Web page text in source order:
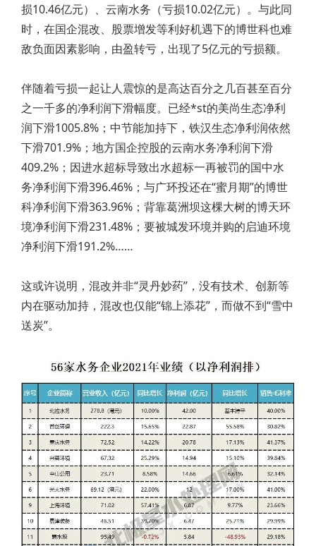
损10.46亿元）、云南水务（亏损10.02亿元）。与此同
时，在国企混改、股票增发等利好机遇下的博世科也难
敌负面因素影响，由盈转亏，出现了5亿元的亏损额。
伴随着亏损一起让人震惊的是高达百分之几百甚至百分
之一千多的净利润下滑幅度。已经*st的美尚生态净利
润下滑1005.8%；中节能加持下，铁汉生态净利润依然
下滑701.9%；地方国企控股的云南水务净利润下滑
409.2%；因进水超标导致出水超标一再被罚的国中水
务净利润下滑396.46%；与广环投还在“蜜月期”的博世
科净利润下滑363.96%；背靠葛洲坝这棵大树的博天环
境净利润下滑231.48%；要被城发环境并购的启迪环境
净利润下滑191.2%……
这或许说明，混改并非“灵丹妙药”，没有技术、创新等
内在驱动加持，混改也仅能“锦上添花”，而做不到“雪中
送炭”。